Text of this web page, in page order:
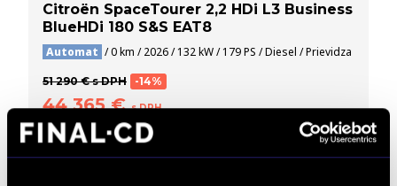
Citroën SpaceTourer 2,2 HDi L3 Business
BlueHDi 180 S&S EAT8
Automat / 0 km / 2026 / 132 kW / 179 PS / Diesel / Prievidza
51 290 € s DPH -14%
44 365 €s DPH
36 069 € bez DPH
Možný odpočet DPH
DETAIL